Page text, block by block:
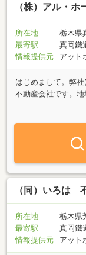
（株）アル・ホ
所在地
栃木県
最寄駅
真岡鐵
情報提供元
アット
はじめまして。弊
不動産会社です。地
真岡市、芳賀郡（
等に携わり、多く
店・お電話・メー
＾）☆【LINEお問
きます。LINEの検
URL【https://lin.ee/
さい。☆【売却査
心下さい。
（同）いろは
所在地
栃木県
最寄駅
真岡鐵
情報提供元
アット